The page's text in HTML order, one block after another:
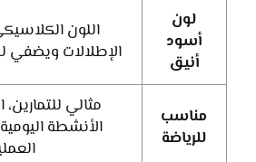
لون
أسود
أنيق
اللون
الإطلالات ويضفي
مناسب
للرياضة
مثالي
الأنشطة